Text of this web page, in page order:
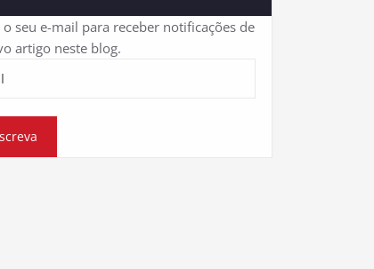
o seu e-mail para receber notificações de
artigo neste blog.